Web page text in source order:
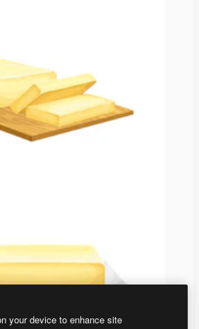
your device to enhance site